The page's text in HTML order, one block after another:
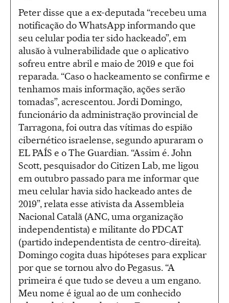
Peter disse que a ex-deputada “recebeu uma
notificação do WhatsApp informando que
seu celular podia ter sido hackeado”, em
alusão à vulnerabilidade que o aplicativo
sofreu entre abril e maio de 2019 e que foi
reparada. “Caso o hackeamento se confirme e
tenhamos mais informação, ações serão
tomadas”, acrescentou. Jordi Domingo,
funcionário da administração provincial de
Tarragona, foi outra das vítimas do espião
cibernético israelense, segundo apuraram o
EL PAÍS e o The Guardian. “Assim é. John
Scott, pesquisador do Citizen Lab, me ligou
em outubro passado para me informar que
meu celular havia sido hackeado antes de
2019”, relata esse ativista da Assembleia
Nacional Catalã (ANC, uma organização
independentista) e militante do PDCAT
(partido independentista de centro-direita).
Domingo cogita duas hipóteses para explicar
por que se tornou alvo do Pegasus. “A
primeira é que tudo se deveu a um engano.
Meu nome é igual ao de um conhecido